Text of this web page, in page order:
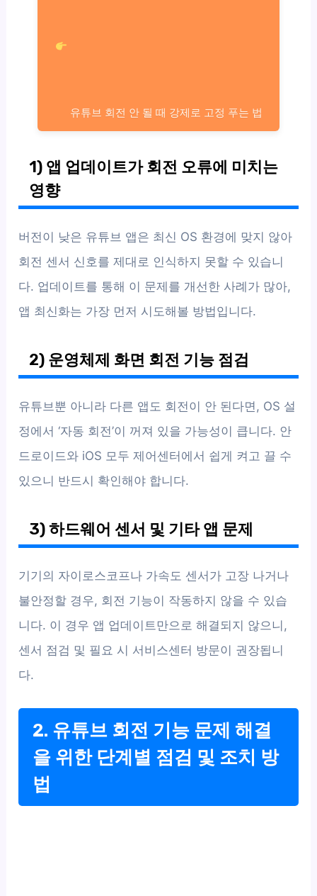
유튜브 회전 안 될 때 강제로 고정 푸는 법
1) 앱 업데이트가 회전 오류에 미치는
영향
버전이 낮은 유튜브 앱은 최신 OS 환경에 맞지 않아
회전 센서 신호를 제대로 인식하지 못할 수 있습니
다. 업데이트를 통해 이 문제를 개선한 사례가 많아,
앱 최신화는 가장 먼저 시도해볼 방법입니다.
2) 운영체제 화면 회전 기능 점검
유튜브뿐 아니라 다른 앱도 회전이 안 된다면, OS 설
정에서 ‘자동 회전’이 꺼져 있을 가능성이 큽니다. 안
드로이드와 iOS 모두 제어센터에서 쉽게 켜고 끌 수
있으니 반드시 확인해야 합니다.
3) 하드웨어 센서 및 기타 앱 문제
기기의 자이로스코프나 가속도 센서가 고장 나거나
불안정할 경우, 회전 기능이 작동하지 않을 수 있습
니다. 이 경우 앱 업데이트만으로 해결되지 않으니,
센서 점검 및 필요 시 서비스센터 방문이 권장됩니
다.
2. 유튜브 회전 기능 문제 해결
을 위한 단계별 점검 및 조치 방
법